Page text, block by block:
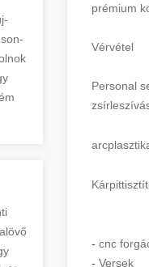
prémium
Vérvétel
Personal
- cnc
- Versek